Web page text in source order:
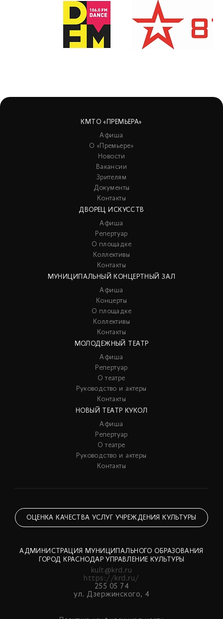
КМТО «ПРЕМЬЕРА»
Афиша
О «Премьере»
Новости
Вакансии
Зрителям
Документы
Контакты
ДВОРЕЦ ИСКУССТВ
Афиша
Репертуар
О площадке
Коллективы
Контакты
МУНИЦИПАЛЬНЫЙ КОНЦЕРТНЫЙ ЗАЛ
Афиша
Концерты
О площадке
Коллективы
Контакты
МОЛОДЕЖНЫЙ ТЕАТР
Афиша
Репертуар
О театре
Руководство и актеры
Контакты
НОВЫЙ ТЕАТР КУКОЛ
Афиша
Репертуар
О театре
Руководство и актеры
Контакты
ОЦЕНКА КАЧЕСТВА УСЛУГ УЧРЕЖДЕНИЯ КУЛЬТУРЫ
АДМИНИСТРАЦИЯ МУНИЦИПАЛЬНОГО ОБРАЗОВАНИЯ
ГОРОД КРАСНОДАР УПРАВЛЕНИЕ КУЛЬТУРЫ
kult@krd.ru
https://krd.ru/
255 05 74
ул. Дзержинского, 4